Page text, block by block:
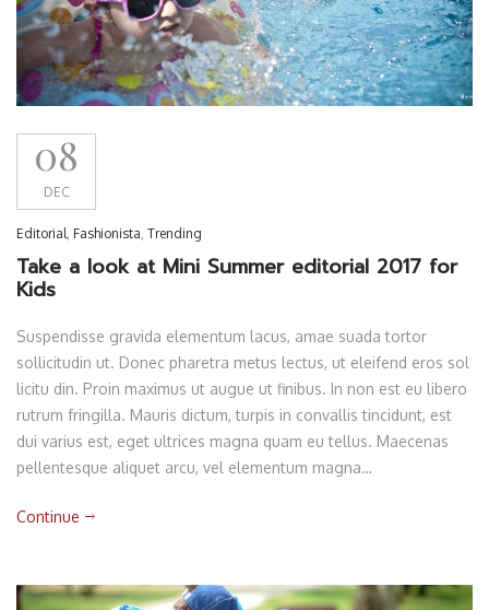
08
DEC
Editorial Fashionista Trending
Take a look at Mini Summer editorial 2017 for
Kids
Suspendisse gravida elementum lacus, amae suada tortor
sollicitudin ut. Donec pharetra metus lectus, ut eleifend eros sol
licitu din. Proin maximus ut augue ut finibus. In non est eu libero
rutrum fringilla. Mauris dictum, turpis in convallis tincidunt, est
dui varius est, eget ultrices magna quam eu tellus. Maecenas
pellentesque aliquet arcu, vel elementum magna…
Continue